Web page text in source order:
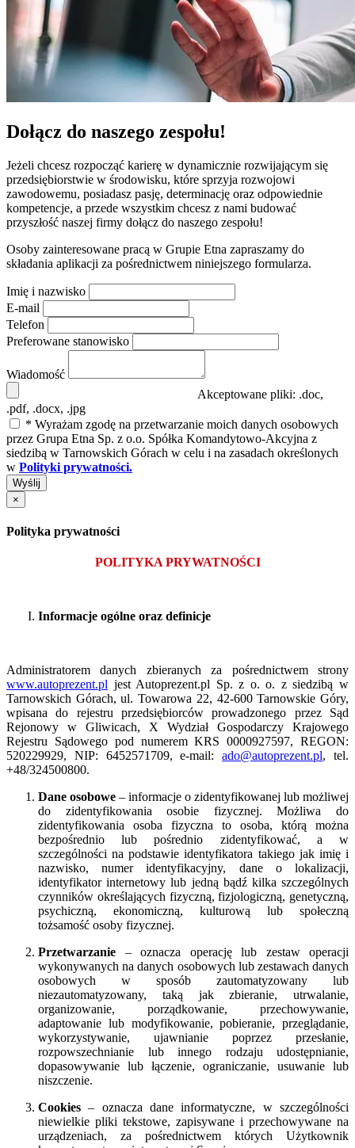
Dołącz do naszego zespołu!
Jeżeli chcesz rozpocząć karierę w dynamicznie rozwijającym się
przedsiębiorstwie w środowisku, które sprzyja rozwojowi
zawodowemu, posiadasz pasję, determinację oraz odpowiednie
kompetencje, a przede wszystkim chcesz z nami budować
przyszłość naszej firmy dołącz do naszego zespołu!
Osoby zainteresowane pracą w Grupie Etna zapraszamy do
składania aplikacji za pośrednictwem niniejszego formularza.
Imię i nazwisko
E-mail
Telefon
Preferowane stanowisko
Wiadomość
Akceptowane pliki: .doc,
.pdf, .docx, .jpg
* Wyrażam zgodę na przetwarzanie moich danych osobowych
przez Grupa Etna Sp. z o.o. Spółka Komandytowo-Akcyjna z
siedzibą w Tarnowskich Górach w celu i na zasadach określonych
w Polityki prywatności.
Wyślij
×
Polityka prywatności
POLITYKA PRYWATNOŚCI
Informacje ogólne oraz definicje
Administratorem danych zbieranych za pośrednictwem strony
www.autoprezent.pl jest Autoprezent.pl Sp. z o. o. z siedzibą w
Tarnowskich Górach, ul. Towarowa 22, 42-600 Tarnowskie Góry,
wpisana do rejestru przedsiębiorców prowadzonego przez Sąd
Rejonowy w Gliwicach, X Wydział Gospodarczy Krajowego
Rejestru Sądowego pod numerem KRS 0000927597, REGON:
520229929, NIP: 6452571709, e-mail:ado@autoprezent.pl, tel.
+48/324500800.
Dane osobowe – informacje o zidentyfikowanej lub możliwej
do zidentyfikowania osobie fizycznej. Możliwa do
zidentyfikowania osoba fizyczna to osoba, którą można
bezpośrednio lub pośrednio zidentyfikować, a w
szczególności na podstawie identyfikatora takiego jak imię i
nazwisko, numer identyfikacyjny, dane o lokalizacji,
identyfikator internetowy lub jedną bądź kilka szczególnych
czynników określających fizyczną, fizjologiczną, genetyczną,
psychiczną, ekonomiczną, kulturową lub społeczną
tożsamość osoby fizycznej.
Przetwarzanie – oznacza operację lub zestaw operacji
wykonywanych na danych osobowych lub zestawach danych
osobowych w sposób zautomatyzowany lub
niezautomatyzowany, taką jak zbieranie, utrwalanie,
organizowanie, porządkowanie, przechowywanie,
adaptowanie lub modyfikowanie, pobieranie, przeglądanie,
wykorzystywanie, ujawnianie poprzez przesłanie,
rozpowszechnianie lub innego rodzaju udostępnianie,
dopasowywanie lub łączenie, ograniczanie, usuwanie lub
niszczenie.
Cookies – oznacza dane informatyczne, w szczególności
niewielkie pliki tekstowe, zapisywane i przechowywane na
urządzeniach, za pośrednictwem których Użytkownik